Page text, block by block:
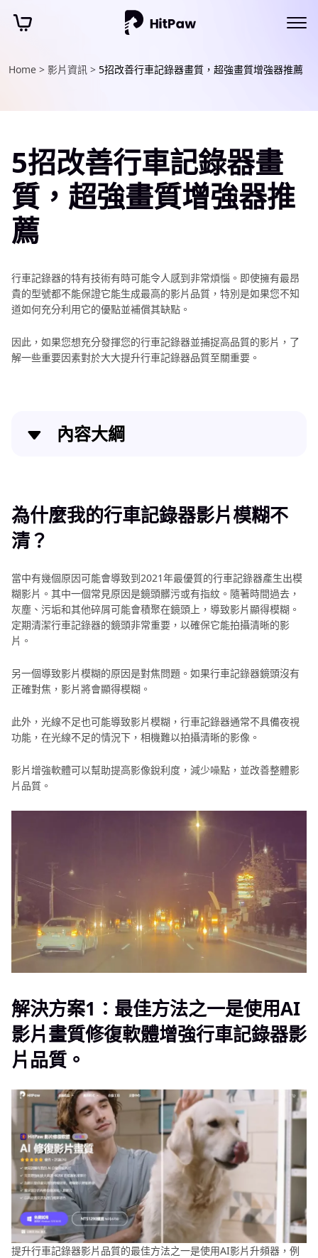
Home > 影片資訊 > 5招改善行車記錄器畫質，超強畫質增強器推薦
5招改善行車記錄器畫
質，超強畫質增強器推
薦
行車記錄器的特有技術有時可能令人感到非常煩惱。即使擁有最昂
貴的型號都不能保證它能生成最高的影片品質，特別是如果您不知
道如何充分利用它的優點並補償其缺點。
因此，如果您想充分發揮您的行車記錄器並捕捉高品質的影片，了
解一些重要因素對於大大提升行車記錄器品質至關重要。
內容大綱
解決方案1：最佳方法之一是使用AI影片畫質修復軟體
增強行車記錄器影片品質。
解決方案3：清潔行車記錄器前的擋風玻璃。
解決方案4：拍攝道路而不是天空。
改善行車記錄器品質的常見問題
號外!HitPaw VikPea全新升級!
為什麼我的行車記錄器影片模糊不
清？
當中有幾個原因可能會導致到2021年最優質的行車記錄器產生出模
糊影片。其中一個常見原因是鏡頭髒污或有指紋。隨著時間過去，
灰塵、污垢和其他碎屑可能會積聚在鏡頭上，導致影片顯得模糊。
定期清潔行車記錄器的鏡頭非常重要，以確保它能拍攝清晰的影
片。
另一個導致影片模糊的原因是對焦問題。如果行車記錄器鏡頭沒有
正確對焦，影片將會顯得模糊。
此外，光線不足也可能導致影片模糊，行車記錄器通常不具備夜視
功能，在光線不足的情況下，相機難以拍攝清晰的影像。
影片增強軟體可以幫助提高影像銳利度，減少噪點，並改善整體影
片品質。
解決方案1：最佳方法之一是使用AI
影片畫質修復軟體增強行車記錄器影
片品質。
提升行車記錄器影片品質的最佳方法之一是使用AI影片升頻器，例